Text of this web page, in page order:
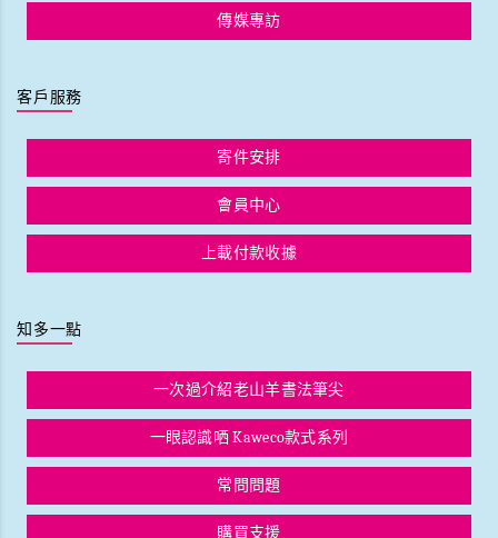
傳媒專訪
客戶服務
寄件安排
會員中心
上載付款收據
知多一點
一次過介紹老山羊書法筆尖
一眼認識哂 Kaweco款式系列
常問問題
購買支援